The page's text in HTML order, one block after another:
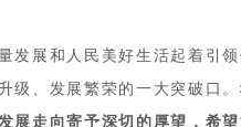
发展和人民美好生活起着引
级、发展繁荣的一大突破口。
展走向寄予深切的厚望，希